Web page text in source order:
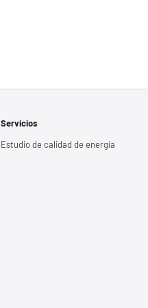
Servicios
Estudio de calidad de energía